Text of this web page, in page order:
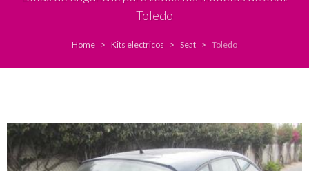
Toledo
Home Kits electricos Seat Toledo